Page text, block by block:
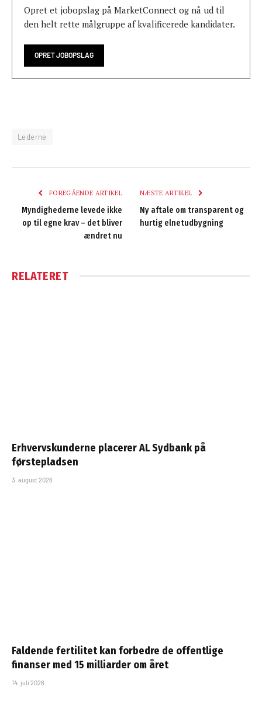
Opret et jobopslag på MarketConnect og nå ud til
den helt rette målgruppe af kvalificerede kandidater.
OPRET JOBOPSLAG
Lederne
FOREGÅENDE ARTIKEL
Myndighederne levede ikke
op til egne krav – det bliver
ændret nu
NÆSTE ARTIKEL
Ny aftale om transparent og
hurtig elnetudbygning
RELATERET
Erhvervskunderne placerer AL Sydbank på
førstepladsen
3. august 2026
Faldende fertilitet kan forbedre de offentlige
finanser med 15 milliarder om året
14. juli 2026